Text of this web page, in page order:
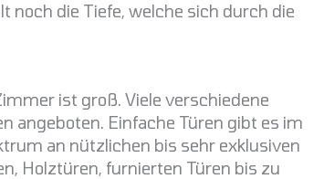
noch die Tiefe, welche sich durch die
ist groß. Viele verschiedene
angeboten. Einfache Türen gibt es im
an nützlichen bis sehr exklusiven
Holztüren, furnierten Türen bis zu